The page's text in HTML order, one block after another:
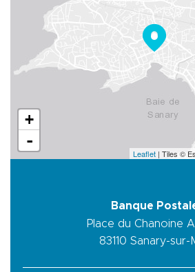
+
-
Leaflet | Tiles ©
Banque
Place du Chanoine
83110 Sanary-sur-